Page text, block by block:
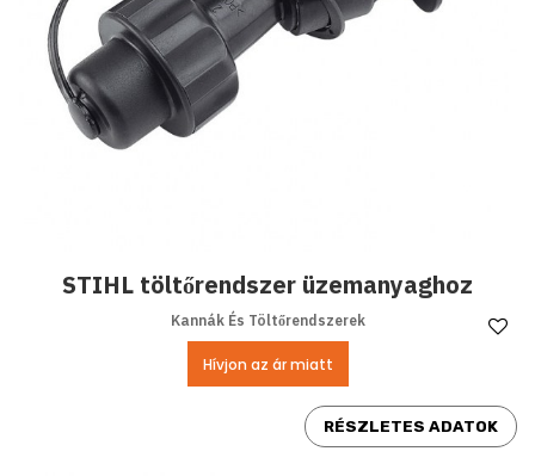
STIHL töltőrendszer üzemanyaghoz
Kannák És Töltőrendszerek
Hívjon az ár miatt
RÉSZLETES ADATOK